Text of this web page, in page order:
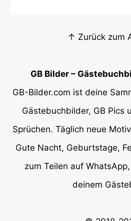
↑ Zurück zum
GB Bilder –
GB-Bilder.com ist deine
Gästebuchbilder, GB Pics
Sprüchen. Täglich neue
Gute Nacht, Geburtstage,
zum Teilen auf
deinem